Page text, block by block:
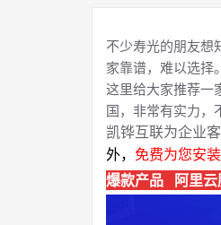
不少寿光的朋友想
家靠谱，难以选择。
这里给大家推荐
国，非常有实力，
凯铧互联为企业
外， 免费为您安装
爆款产品 阿里